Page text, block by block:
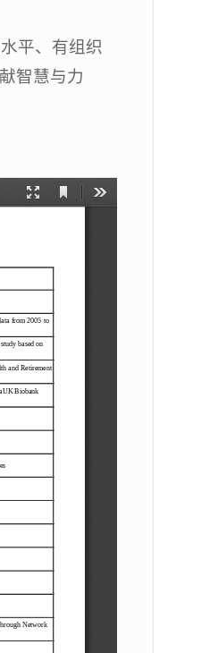
平、有组织
智慧与力